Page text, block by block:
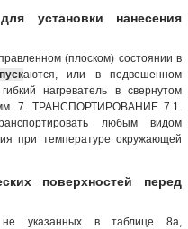
установки нанесения
(плоском) состоянии в
пускаются, или в подвешенном
нагреватель в свернутом
7. ТРАНСПОРТИРОВАНИЕ 7.1.
любым видом
при температуре окружающей
поверхностей перед
не указанных в таблице 8а,